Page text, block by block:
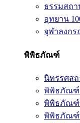
ธรรมสถ
อุทยาน
จุฬาลงก
พิพิธภัณฑ์
นิทรรศส
พิพิธภัณฑ์
พิพิธภัณฑ์
พิพิธภัณฑ์